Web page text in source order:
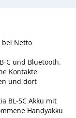
bei Netto
C und Bluetooth.
Kontakte
und dort
BL-5C Akku mit
Handyakku